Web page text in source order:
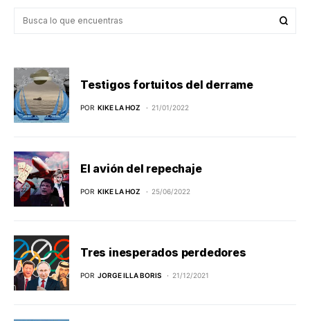
Testigos fortuitos del derrame
POR KIKE LA HOZ 21/01/2022
El avión del repechaje
POR KIKE LA HOZ 25/06/2022
Tres inesperados perdedores
POR JORGE ILLA BORIS 21/12/2021